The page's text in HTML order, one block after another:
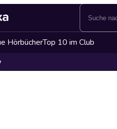
HörbücherTop 10 im Club